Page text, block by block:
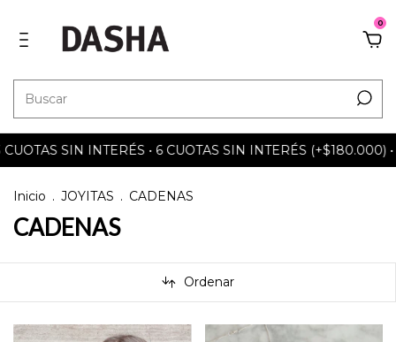
0
SIN INTERÉS • 6 CUOTAS SIN INTERÉS (+$180.000) •
Inicio . JOYITAS . CADENAS
CADENAS
Ordenar